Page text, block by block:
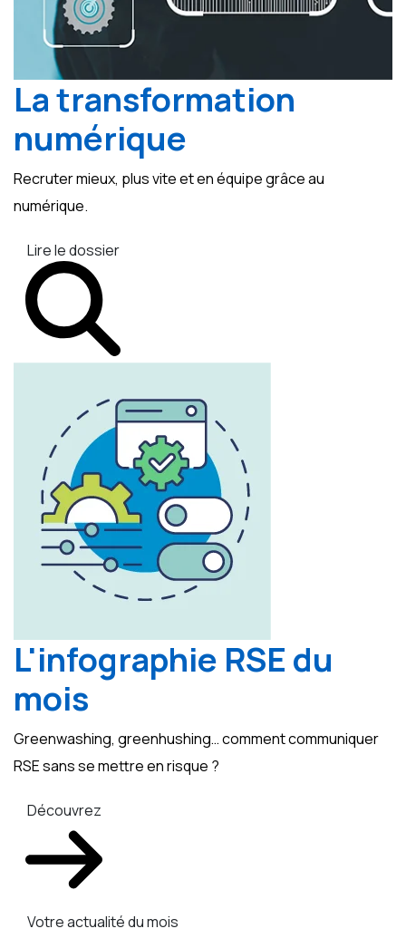
La transformation
numérique
Recruter mieux, plus vite et en équipe grâce au
numérique.
Lire le dossier
L'infographie RSE du
mois
Greenwashing, greenhushing… comment communiquer
RSE sans se mettre en risque ?
Découvrez
Votre actualité du mois